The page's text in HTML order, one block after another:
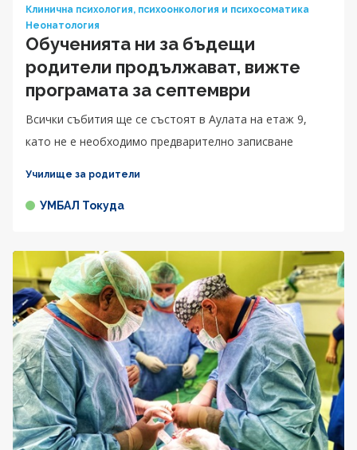
Клинична психология, психоонкология и психосоматика
Неонатология
Обученията ни за бъдещи
родители продължават, вижте
програмата за септември
Всички събития ще се състоят в Аулата на етаж 9,
като не е необходимо предварително записване
Училище за родители
УМБАЛ Токуда